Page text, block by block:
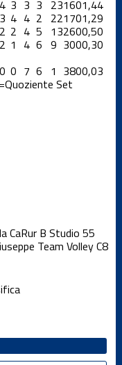
4 3 3 3 231601,44
3 4 4 2 221701,29
2 2 4 5 132600,50
2 1 4 6 9 3000,30
0 0 7 6 1 3800,03
Set
CaRur B Studio 55
Team Volley C8